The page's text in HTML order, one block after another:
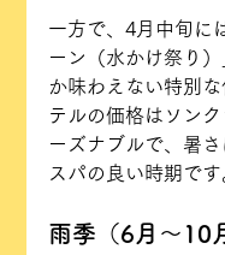
一方で、4月中旬に
ーン（水かけ祭り
か味わえない特別
テルの価格はソン
ーズナブルで、暑
スパの良い時期です
雨季（6月〜10